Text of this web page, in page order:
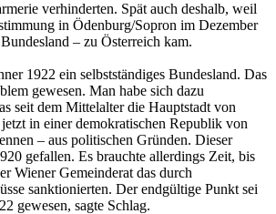
verhinderten. Spät auch deshalb, weil
in Ödenburg/Sopron im Dezember
– zu Österreich kam.
1922 ein selbstständiges Bundesland. Das
gewesen. Man habe sich dazu
seit dem Mittelalter die Hauptstadt von
in einer demokratischen Republik von
– aus politischen Gründen. Dieser
gefallen. Es brauchte allerdings Zeit, bis
Wiener Gemeinderat das durch
sanktionierten. Der endgültige Punkt sei
gewesen, sagte Schlag.